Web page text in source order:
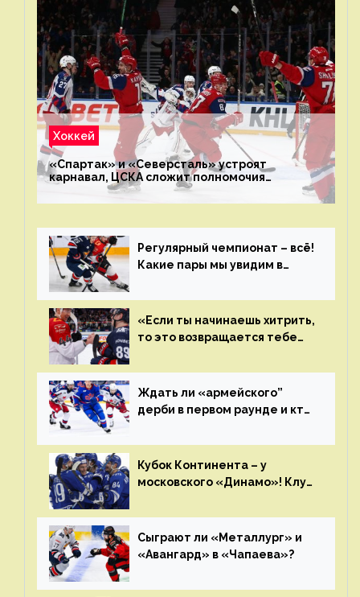
Хоккей
«Спартак» и «Северсталь» устроят
карнавал, ЦСКА сложит полномочия
чемпиона. Превью первого раунда плей-офф
на Западе
Регулярный чемпионат – всё!
Какие пары мы увидим в
«Если ты начинаешь хитрить,
то это возвращается тебе
Ждать ли «армейского”
дерби в первом раунде и кто
Главные интриги последнего
дня «регулярки” КХЛ
Кубок Континента – у
московского «Динамо»! Клуб
сезон
Сыграют ли «Металлург» и
«Авангард» в «Чапаева»?